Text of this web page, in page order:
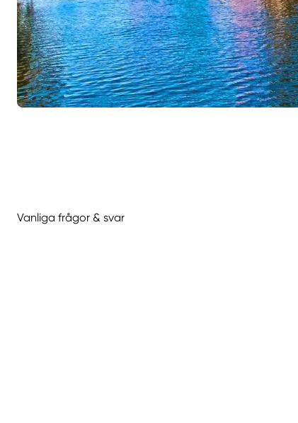
Vanliga frågor & svar